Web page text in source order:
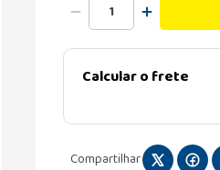
Calcular o frete
Compartilhar